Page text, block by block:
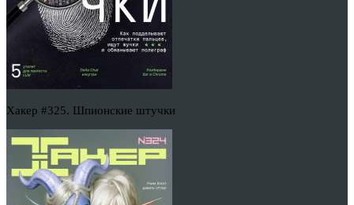
Хакер #325. Шпионские штучки